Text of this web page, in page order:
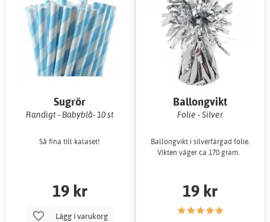
Sugrör
Randigt - Babyblå- 10 st
Så fina till kalaset!
19 kr
Lägg i varukorg
Ballongvikt
Folie - Silver
Ballongvikt i silverfärgad folie.
Vikten väger ca 170 gram.
19 kr